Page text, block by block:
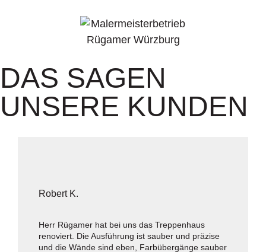
DAS SAGEN
UNSERE KUNDEN
Robert K.
Herr Rügamer hat bei uns das Treppenhaus
renoviert. Die Ausführung ist sauber und präzise
und die Wände sind eben, Farbübergänge sauber